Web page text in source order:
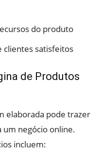
do produto
clientes satisfeitos
de Produtos
elaborada pode trazer
um negócio online.
incluem: